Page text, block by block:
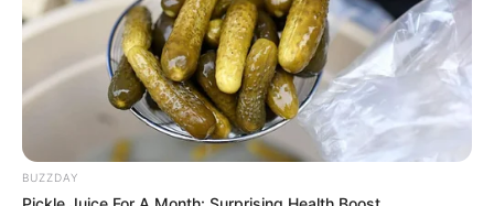
Até o momento, a polícia já ouviu depoimentos de 14 pessoas,
incluindo mães e professoras, como parte das diligências em curso.
Assista ao vídeo produzido pelo SBT News:
BUZZDAY